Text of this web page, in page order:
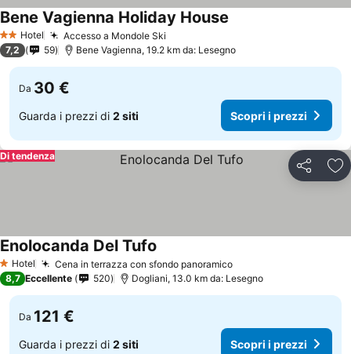
2 StelleHotel Accesso a Mondole Ski
Bene Vagienna Holiday House
7,2 59 Bene Vagienna, 19.2 km da: Lesegno
Da 30 €
Guarda i prezzi di 2 siti Scopri i prezzi
Condividi
Di tendenza
1 Stelle
Hotel Cena in terrazza con sfondo panoramico
Enolocanda Del Tufo
8,7 Eccellente 520 Dogliani, 13.0 km da: Lesegno
Da 121 €
Guarda i prezzi di 2 siti Scopri i prezzi